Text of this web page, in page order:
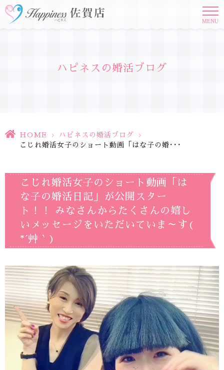
MENU
ハピネスの婚活ブログ
HOME > ハピネスの婚活ブログ
>
こじれ婚活女子のショート動画「はな子の婚･･･
こじれ婚活女子のショート動画「は
な子の婚活日記」が公開スター
ト！！ みなさんからたくさんの嬉し
いメッセージをいただいていま～す(
*´艸｀)